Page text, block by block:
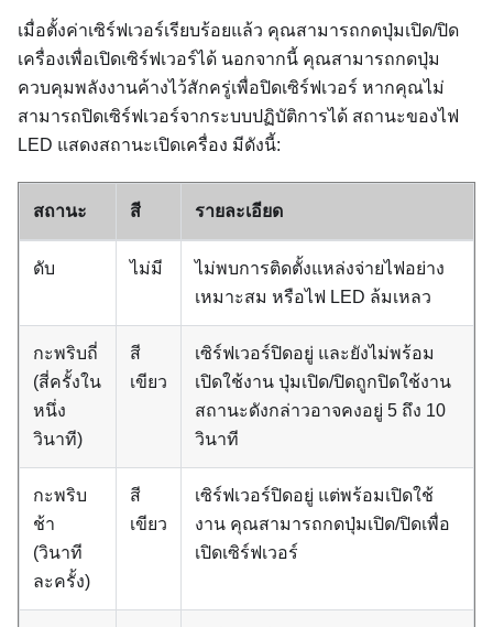
เมื่อตั้งค่าเซิร์ฟเวอร์เรียบร้อยแล้ว คุณสามารถกดปุ่มเปิด/ปิด
เครื่องเพื่อเปิดเซิร์ฟเวอร์ได้ นอกจากนี้ คุณสามารถกดปุ่ม
ควบคุมพลังงานค้างไว้สักครู่เพื่อปิดเซิร์ฟเวอร์ หากคุณไม่
สามารถปิดเซิร์ฟเวอร์จากระบบปฏิบัติการได้ สถานะของไฟ
LED แสดงสถานะเปิดเครื่อง มีดังนี้:
สถานะ สี รายละเอียด
ดับ ไม่มี
ไม่พบการติดตั้งแหล่งจ่ายไฟอย่าง
เหมาะสม หรือไฟ LED ล้มเหลว
กะพริบถี่
(สี่ครั้งใน
หนึ่ง
วินาที)
สี
เขียว
เซิร์ฟเวอร์ปิดอยู่ และยังไม่พร้อม
เปิดใช้งาน ปุ่มเปิด/ปิดถูกปิดใช้งาน
สถานะดังกล่าวอาจคงอยู่ 5 ถึง 10
วินาที
กะพริบ
ช้า
(วินาที
ละครั้ง)
สี
เขียว
เซิร์ฟเวอร์ปิดอยู่ แต่พร้อมเปิดใช้
งาน คุณสามารถกดปุ่มเปิด/ปิดเพื่อ
เปิดเซิร์ฟเวอร์